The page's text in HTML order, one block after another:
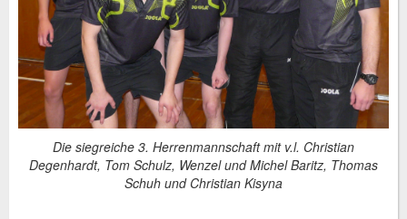
Die siegreiche 3. Herrenmannschaft mit v.l. Christian
Degenhardt, Tom Schulz, Wenzel und Michel Baritz, Thomas
Schuh und Christian Kisyna